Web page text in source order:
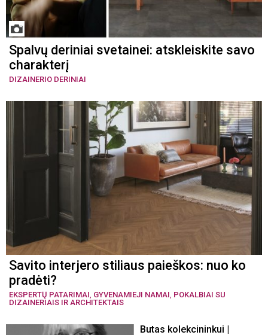
Spalvų deriniai svetainei: atskleiskite savo
charakterį
DIZAINERIO DERINIAI
Savito interjero stiliaus paieškos: nuo ko
pradėti?
EKSPERTŲ PATARIMAI GYVENAMIEJI NAMAI POKALBIAI SU
DIZAINERIAIS IR ARCHITEKTAIS
Butas kolekcininkui |